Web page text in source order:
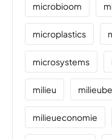
microbioom
microplastics
microsystems
milieu
milieueconomie